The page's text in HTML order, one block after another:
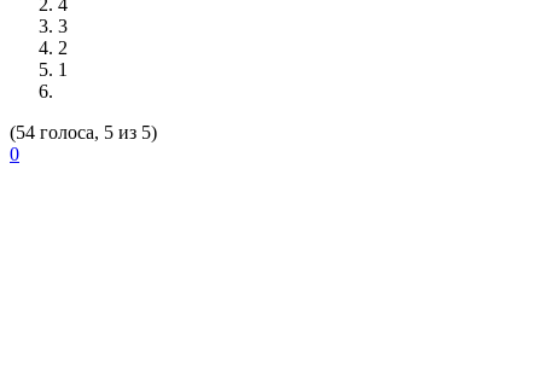
4
3
2
1
(54 голоса, 5 из 5)
0